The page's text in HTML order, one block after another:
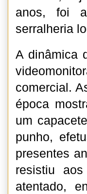
anos, foi
serralheria
A dinâmica
comercial.
época
um
punho,
presentes
resistiu
atentado,